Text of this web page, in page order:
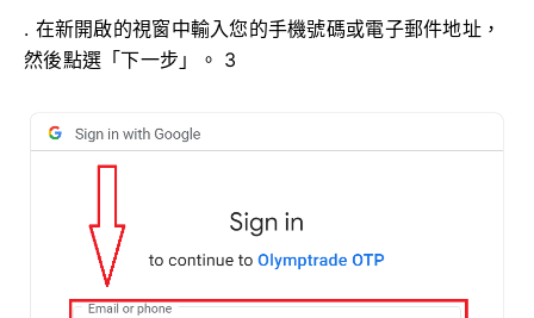
. 在新開啟的視窗中輸入您的手機號碼或電子郵件地址，
然後點選「下一步」。 3